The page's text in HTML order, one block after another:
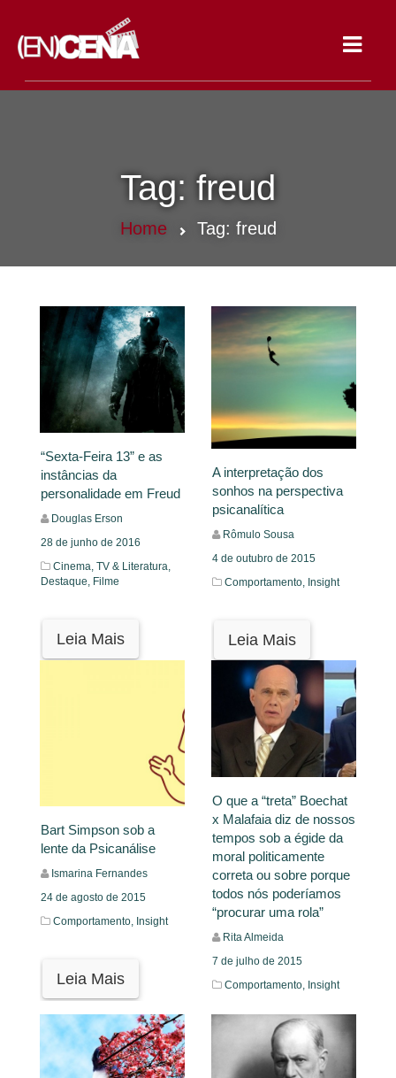
Tag: freud
Home Tag: freud
“Sexta-Feira 13” e as
instâncias da
personalidade em Freud
Douglas Erson
28 de junho de 2016
Cinema, TV & Literatura,
Destaque, Filme
Leia Mais
A interpretação dos
sonhos na perspectiva
psicanalítica
Rômulo Sousa
4 de outubro de 2015
Comportamento, Insight
Leia Mais
Bart Simpson sob a
lente da Psicanálise
Ismarina Fernandes
24 de agosto de 2015
Comportamento, Insight
Leia Mais
O que a “treta” Boechat
x Malafaia diz de nossos
tempos sob a égide da
moral politicamente
correta ou sobre porque
todos nós poderíamos
“procurar uma rola”
Rita Almeida
7 de julho de 2015
Comportamento, Insight
Leia Mais